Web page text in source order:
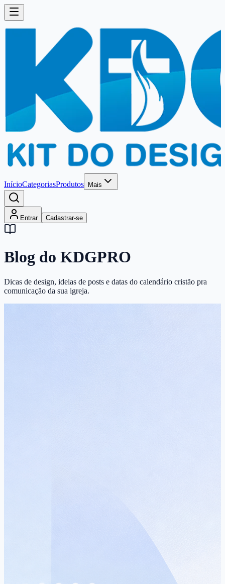
InícioCategoriasProdutos Mais
Entrar Cadastrar-se
Blog do KDGPRO
Dicas de design, ideias de posts e datas do calendário cristão pra
comunicação da sua igreja.